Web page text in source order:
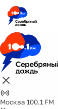
Москва 100.1 FM